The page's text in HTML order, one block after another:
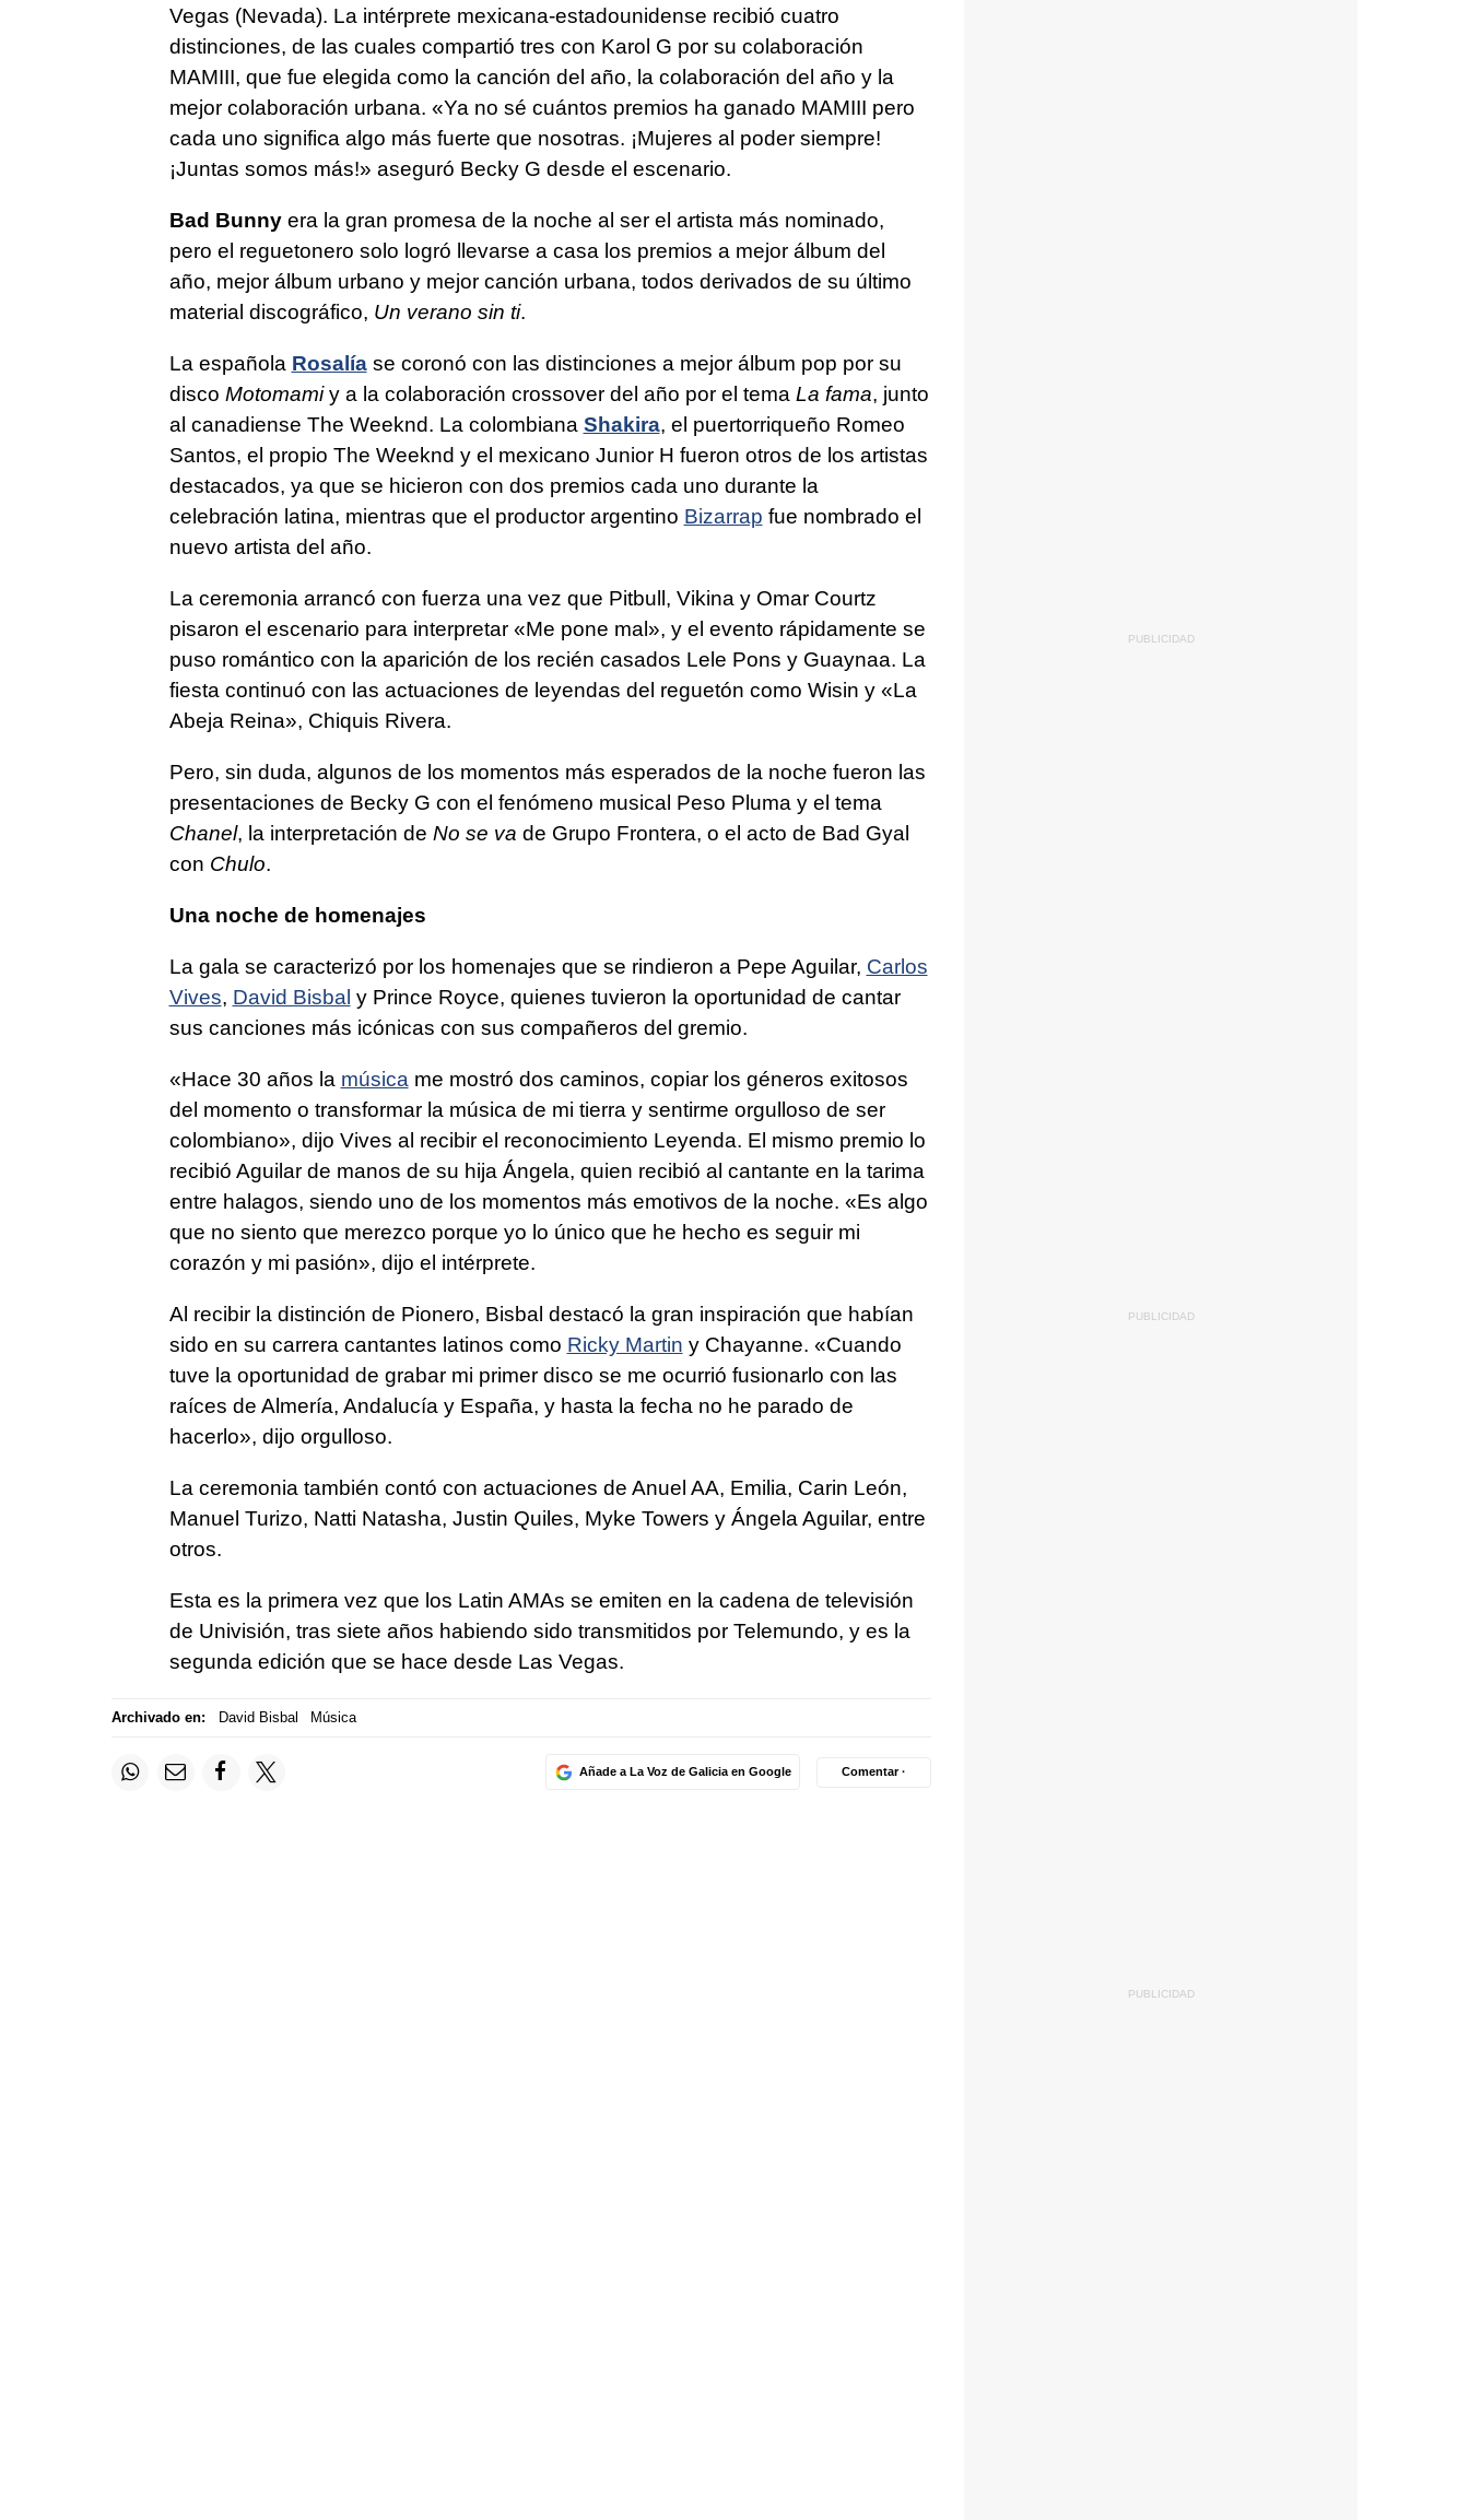
Vegas (Nevada). La intérprete mexicana-estadounidense recibió cuatro
distinciones, de las cuales compartió tres con Karol G por su colaboración
MAMIII, que fue elegida como la canción del año, la colaboración del año y la
mejor colaboración urbana. «Ya no sé cuántos premios ha ganado MAMIII pero
cada uno significa algo más fuerte que nosotras. ¡Mujeres al poder siempre!
¡Juntas somos más!» aseguró Becky G desde el escenario.
Bad Bunnyera la gran promesa de la noche al ser el artista más nominado,
pero el reguetonero solo logró llevarse a casa los premios a mejor álbum del
año, mejor álbum urbano y mejor canción urbana, todos derivados de su último
material discográfico, Un verano sin ti.
La española Rosalíase coronó con las distinciones a mejor álbum pop por su
disco Motomamiy a la colaboración crossover del año por el tema La fama, junto
al canadiense The Weeknd. La colombiana Shakira, el puertorriqueño Romeo
Santos, el propio The Weeknd y el mexicano Junior H fueron otros de los artistas
destacados, ya que se hicieron con dos premios cada uno durante la
celebración latina, mientras que el productor argentino Bizarrap fue nombrado el
nuevo artista del año.
La ceremonia arrancó con fuerza una vez que Pitbull, Vikina y Omar Courtz
pisaron el escenario para interpretar «Me pone mal», y el evento rápidamente se
puso romántico con la aparición de los recién casados Lele Pons y Guaynaa. La
fiesta continuó con las actuaciones de leyendas del reguetón como Wisin y «La
Abeja Reina», Chiquis Rivera.
Pero, sin duda, algunos de los momentos más esperados de la noche fueron las
presentaciones de Becky G con el fenómeno musical Peso Pluma y el tema
Chanel, la interpretación de No se va de Grupo Frontera, o el acto de Bad Gyal
con Chulo.
Una noche de homenajes
La gala se caracterizó por los homenajes que se rindieron a Pepe Aguilar, Carlos
Vives, David Bisbal y Prince Royce, quienes tuvieron la oportunidad de cantar
sus canciones más icónicas con sus compañeros del gremio.
«Hace 30 años la música me mostró dos caminos, copiar los géneros exitosos
del momento o transformar la música de mi tierra y sentirme orgulloso de ser
colombiano», dijo Vives al recibir el reconocimiento Leyenda. El mismo premio lo
recibió Aguilar de manos de su hija Ángela, quien recibió al cantante en la tarima
entre halagos, siendo uno de los momentos más emotivos de la noche. «Es algo
que no siento que merezco porque yo lo único que he hecho es seguir mi
corazón y mi pasión», dijo el intérprete.
Al recibir la distinción de Pionero, Bisbal destacó la gran inspiración que habían
sido en su carrera cantantes latinos como Ricky Martin y Chayanne. «Cuando
tuve la oportunidad de grabar mi primer disco se me ocurrió fusionarlo con las
raíces de Almería, Andalucía y España, y hasta la fecha no he parado de
hacerlo», dijo orgulloso.
La ceremonia también contó con actuaciones de Anuel AA, Emilia, Carin León,
Manuel Turizo, Natti Natasha, Justin Quiles, Myke Towers y Ángela Aguilar, entre
otros.
Esta es la primera vez que los Latin AMAs se emiten en la cadena de televisión
de Univisión, tras siete años habiendo sido transmitidos por Telemundo, y es la
segunda edición que se hace desde Las Vegas.
Archivado en: David Bisbal Música
Añade a La Voz de Galicia en Google Comentar ·